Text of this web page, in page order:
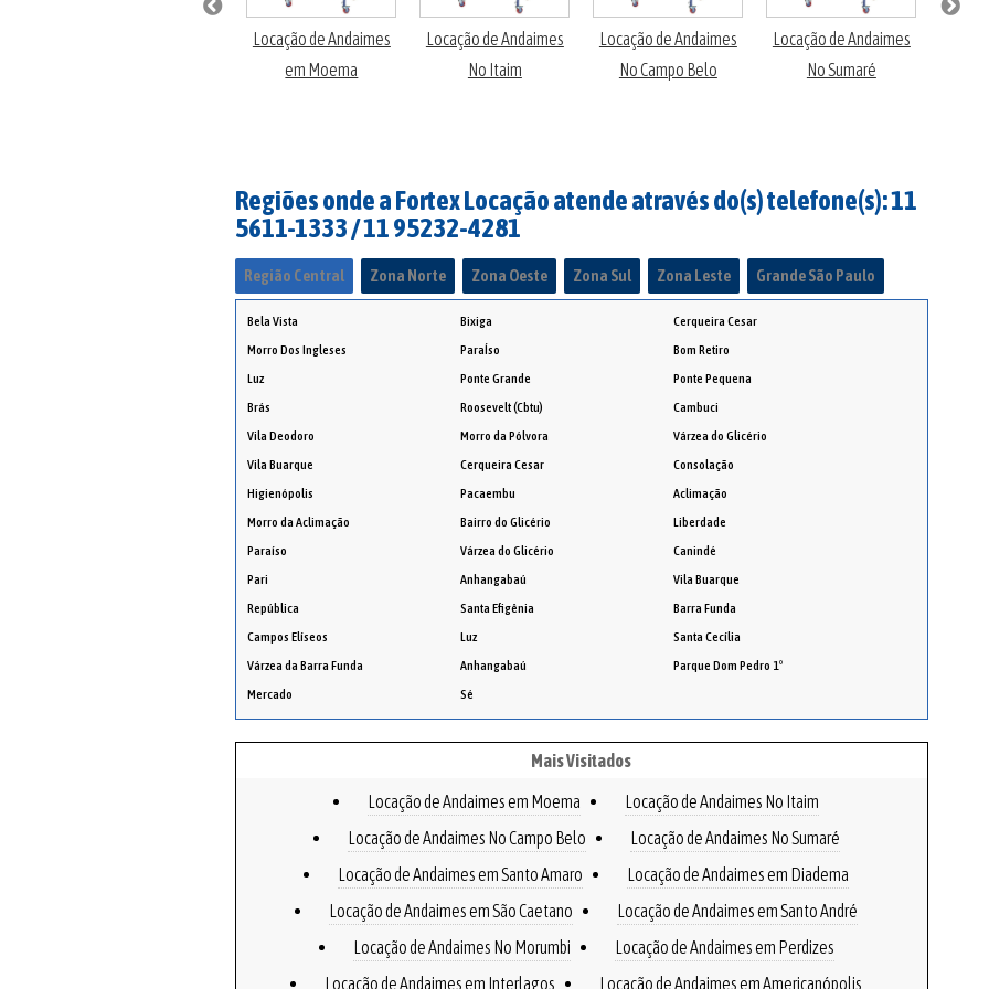
Locação de Andaimes
em Moema
Locação de Andaimes
No Itaim
Locação de Andaimes
No Campo Belo
Locação de Andaimes
No Sumaré
Regiões onde a Fortex Locação atende através do(s) telefone(s): 11
5611-1333 / 11 95232-4281
Região Central Zona Norte Zona Oeste Zona Sul Zona Leste Grande São Paulo
Bela Vista Bixiga
Cerqueira Cesar
Morro Dos Ingleses
ParaÍso
Bom Retiro
Luz
Ponte Grande
Ponte Pequena
Brás
Roosevelt (Cbtu)
Cambuci
Vila Deodoro
Morro da Pólvora
Várzea do Glicério
Vila Buarque
Cerqueira Cesar
Consolação
Higienópolis
Pacaembu
Aclimação
Morro da Aclimação
Bairro do Glicério
Liberdade
Paraíso
Várzea do Glicério
Canindé
Pari
Anhangabaú
Vila Buarque
República
Santa Efigênia
Barra Funda
Campos Elíseos
Luz
Santa Cecília
Várzea da Barra Funda
Anhangabaú
Parque Dom Pedro 1º
Mercado
Sé
Mais Visitados
Locação de Andaimes em Moema
Locação de Andaimes No Itaim
Locação de Andaimes No Campo Belo
Locação de Andaimes No Sumaré
Locação de Andaimes em Santo Amaro
Locação de Andaimes em Diadema
Locação de Andaimes em São Caetano
Locação de Andaimes em Santo André
Locação de Andaimes No Morumbi
Locação de Andaimes em Perdizes
Locação de Andaimes em Interlagos
Locação de Andaimes em Americanópolis